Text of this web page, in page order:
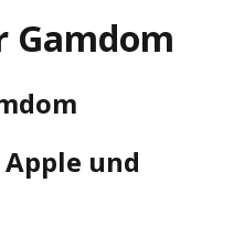
Gamdom
und